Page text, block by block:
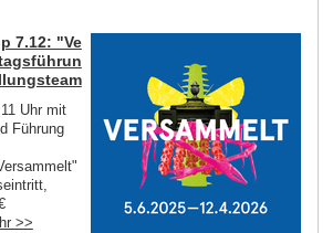
7.12: "Ve
Uhr mit
Führung
>>